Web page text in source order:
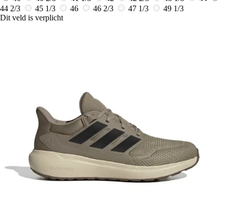
44 2/3
45 1/3 46 46 2/3 47 1/3
49 1/3
Dit veld is verplicht